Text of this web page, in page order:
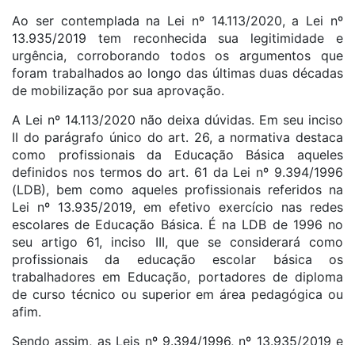
Ao ser contemplada na Lei nº 14.113/2020, a Lei nº
13.935/2019 tem reconhecida sua legitimidade e
urgência, corroborando todos os argumentos que
foram trabalhados ao longo das últimas duas décadas
de mobilização por sua aprovação.
A Lei nº 14.113/2020 não deixa dúvidas. Em seu inciso
II do parágrafo único do art. 26, a normativa destaca
como profissionais da Educação Básica aqueles
definidos nos termos do art. 61 da Lei nº 9.394/1996
(LDB), bem como aqueles profissionais referidos na
Lei nº 13.935/2019, em efetivo exercício nas redes
escolares de Educação Básica. É na LDB de 1996 no
seu artigo 61, inciso III, que se considerará como
profissionais da educação escolar básica os
trabalhadores em Educação, portadores de diploma
de curso técnico ou superior em área pedagógica ou
afim.
Sendo assim, as Leis nº 9.394/1996, nº 13.935/2019 e